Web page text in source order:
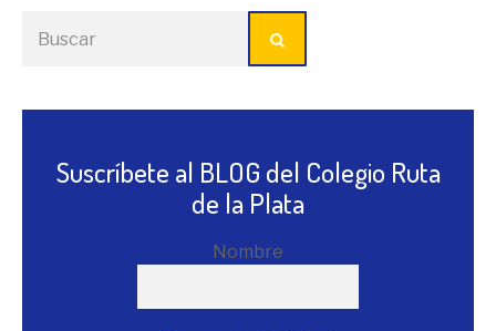
Suscríbete al BLOG del Colegio Ruta
de la Plata
Nombre